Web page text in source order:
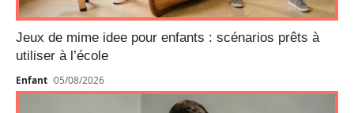
Jeux de mime idee pour enfants : scénarios prêts à
utiliser à l’école
Enfant 05/08/2026